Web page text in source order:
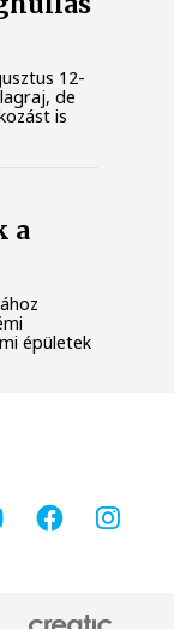
12-
de
is
a
épületek